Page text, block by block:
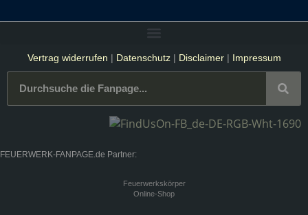
Vertrag widerrufen | Datenschutz| Disclaimer| Impressum
FEUERWERK-FANPAGE.de Partner:
Feuerwerkskörper
Online-Shop